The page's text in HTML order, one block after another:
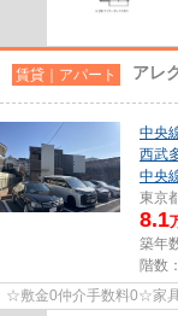
賃貸｜アパート アレ
中央
西武
中央
東京
8.1
築年
階数
☆敷金0仲介手数料0☆家